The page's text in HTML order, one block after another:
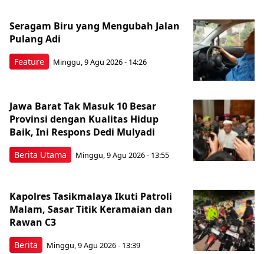
Feature
Seragam Biru yang Mengubah Jalan
Pulang Adi
Minggu, 9 Agu 2026 - 14:26
Berita Utama
Jawa Barat Tak Masuk 10 Besar
Provinsi dengan Kualitas Hidup
Baik, Ini Respons Dedi Mulyadi
Minggu, 9 Agu 2026 - 13:55
Berita
Kapolres Tasikmalaya Ikuti Patroli
Malam, Sasar Titik Keramaian dan
Rawan C3
Minggu, 9 Agu 2026 - 13:39